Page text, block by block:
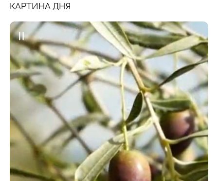
КАРТИНА ДНЯ